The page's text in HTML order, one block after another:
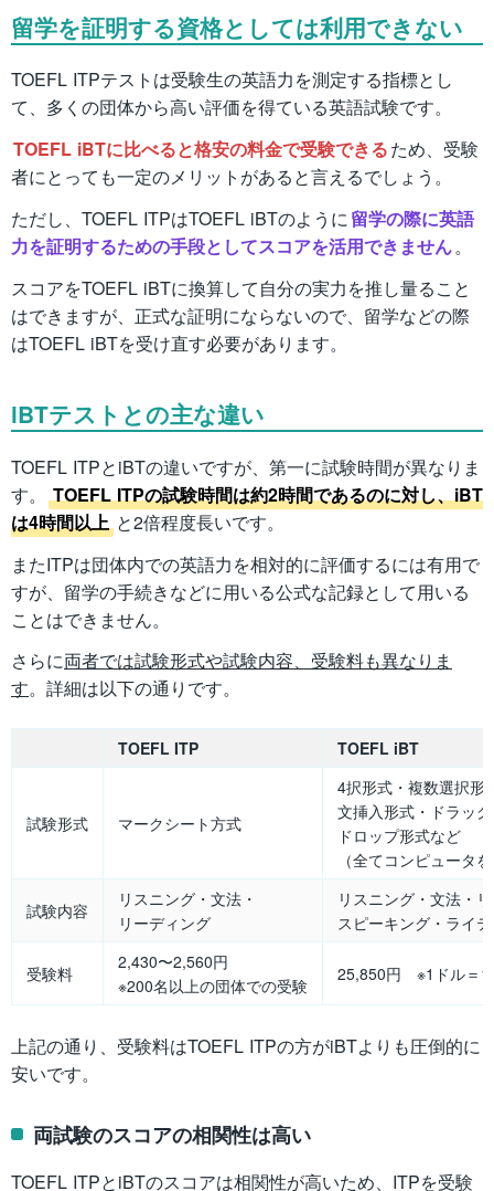
留学を証明する資格としては利用できない
TOEFL ITPテストは受験生の英語力を測定する指標とし
て、多くの団体から高い評価を得ている英語試験です。
TOEFL iBTに比べると格安の料金で受験できるため、受験
者にとっても一定のメリットがあると言えるでしょう。
ただし、TOEFL ITPはTOEFL iBTのように留学の際に英語
力を証明するための手段としてスコアを活用できません。
スコアをTOEFL iBTに換算して自分の実力を推し量ること
はできますが、正式な証明にならないので、留学などの際
はTOEFL iBTを受け直す必要があります。
iBTテストとの主な違い
TOEFL ITPとiBTの違いですが、第一に試験時間が異なりま
す。
TOEFL ITPの試験時間は約2時間であるのに対し、iBT
は4時間以上 と2倍程度長いです。
またITPは団体内での英語力を相対的に評価するには有用で
すが、留学の手続きなどに用いる公式な記録として用いる
ことはできません。
さらに両者では試験形式や試験内容、受験料も異なりま
す。詳細は以下の通りです。
TOEFL ITP TOEFL iBT
試験形式 マークシート方式
4択形式・複数選択形
文挿入形式・ドラッ
ドロップ形式など
（全てコンピュータ
試験内容
リスニング・文法・
リーディング
リスニング・文法・
スピーキング・ライ
受験料
2,430〜2,560円
※200名以上の団体での受験
25,850円 ※1ドル＝
上記の通り、受験料はTOEFL ITPの方がiBTよりも圧倒的に
安いです。
両試験のスコアの相関性は高い
TOEFL ITPとiBTのスコアは相関性が高いため、ITPを受験